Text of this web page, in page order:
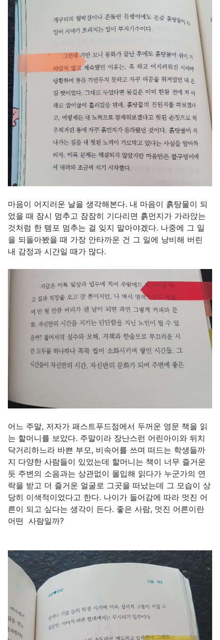
마음이 어지러운 날을 생각해본다. 내 마음이 흙탕물이 되
었을 때 잠시 멈추고 잠잠히 기다리면 흙먼지가 가라앉는
것처럼 한 템포 멈추는 걸 잊지 말아야겠다. 나중에 그 일
을 되돌아봤을 때 가장 안타까운 건 그 일에 낭비해 버린
내 감정과 시간일 때가 많다.
어느 주말, 저자가 패스트푸드점에서 두꺼운 영문 책을 읽
는 할머니를 보았다. 주말이라 장난스런 어린아이와 뒤치
닥거리하느라 바쁜 부모, 비속어를 쓰며 떠드는 학생들까
지 다양한 사람들이 있었는데 할머니는 책이 너무 즐거운
듯 주변의 소음과는 상관없이 몰입해 읽다가 누군가의 연
락을 받고 더 즐거운 얼굴로 그곳을 떠났는데 그 모습이 상
당히 이색적이었다고 한다. 나이가 들어감에 따라 멋진 어
른이 되고 싶다는 생각이 든다. 좋은 사람, 멋진 어른이란
어떤 사람일까?